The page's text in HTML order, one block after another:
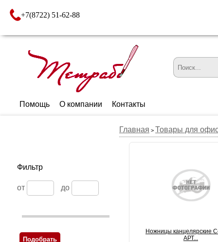
+7(8722) 51-62-88
Помощь О компании Контакты
Главная > Товары для
Фильтр
от до
Ножницы канцелярские
АРТ...